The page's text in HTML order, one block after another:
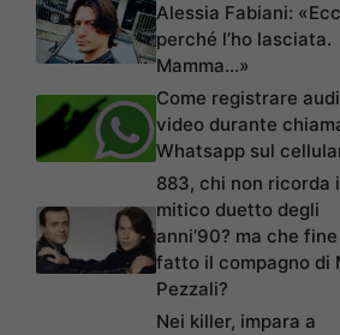
Alessia Fabiani:
perché l’ho lasciata.
Mamma…»
Come registrare
video durante
Whatsapp sul
883, chi non ricorda
mitico duetto degli
anni’90? ma che
fatto il compagno di
Pezzali?
Nei killer, impara a